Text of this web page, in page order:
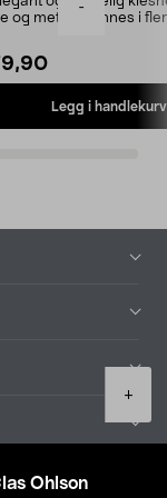
Ohlson
-
+
og metall – finnes i
Legg i handlekurv